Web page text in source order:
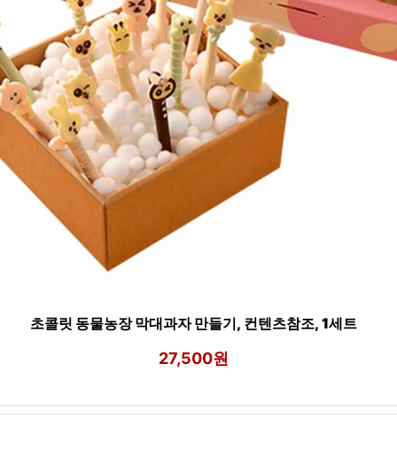
초콜릿 동물농장 막대과자 만들기, 컨텐츠참조, 1세트
27,500원